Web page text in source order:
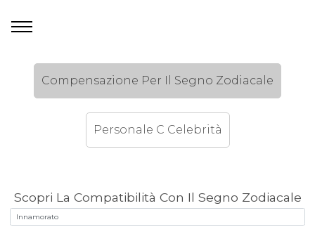
Compensazione Per Il Segno Zodiacale
Personale C Celebrità
Scopri La Compatibilità Con Il Segno Zodiacale